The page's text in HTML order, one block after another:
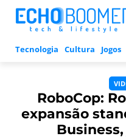
Tecnologia Cultura Jogos
RoboCop:
expansão